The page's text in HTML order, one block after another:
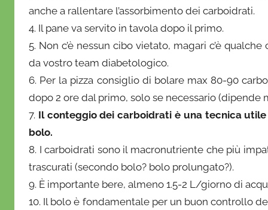
o
f
r
i
o
anche a rallentare l’assorbimento dei carboidrati.
4. Il pane va servito in tavola dopo il primo.
5. Non c’è nessun cibo vietato, magari c’è
da vostro team diabetologico.
6. Per la pizza consiglio di bolare max 80-90
dopo 2 ore dal primo, solo se necessario
7. Il conteggio dei carboidrati è una tecnica
bolo.
8. I carboidrati sono il macronutriente che più
trascurati (secondo bolo? bolo prolungato?).
9. È importante bere, almeno 1.5-2 L/giorno di
10. Il bolo è fondamentale per un buon controllo